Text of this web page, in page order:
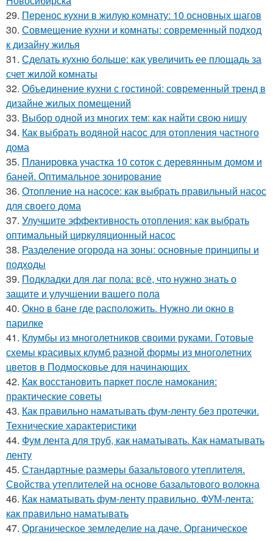
29. Перенос кухни в жилую комнату: 10 основных шагов
30. Совмещение кухни и комнаты: современный подход
к дизайну жилья
31. Сделать кухню больше: как увеличить ее площадь за
счет жилой комнаты
32. Объединение кухни с гостиной: современный тренд в
дизайне жилых помещений
33. Выбор одной из многих тем: как найти свою нишу
34. Как выбрать водяной насос для отопления частного
дома
35. Планировка участка 10 соток с деревянным домом и
баней. Оптимальное зонирование
36. Отопление на насосе: как выбрать правильный насос
для своего дома
37. Улучшите эффективность отопления: как выбрать
оптимальный циркуляционный насос
38. Разделение огорода на зоны: основные принципы и
подходы
39. Подкладки для лаг пола: всё, что нужно знать о
защите и улучшении вашего пола
40. Окно в бане где расположить. Нужно ли окно в
парилке
41. Клумбы из многолетников своими руками. Готовые
схемы красивых клумб разной формы из многолетних
цветов в Подмосковье для начинающих
42. Как восстановить паркет после намокания:
практические советы
43. Как правильно наматывать фум-ленту без протечки.
Технические характеристики
44. Фум лента для труб, как наматывать. Как наматывать
ленту
45. Стандартные размеры базальтового утеплителя.
Свойства утеплителей на основе базальтового волокна
46. Как наматывать фум-ленту правильно. ФУМ-лента:
как правильно наматывать
47. Органическое земледелие на даче. Органическое